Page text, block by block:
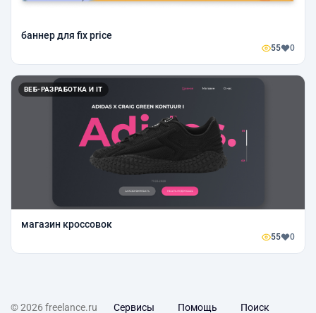
баннер для fix price
55 0
ВЕБ-РАЗРАБОТКА И IT
магазин кроссовок
55 0
© 2026 freelance.ru Сервисы Помощь Поиск